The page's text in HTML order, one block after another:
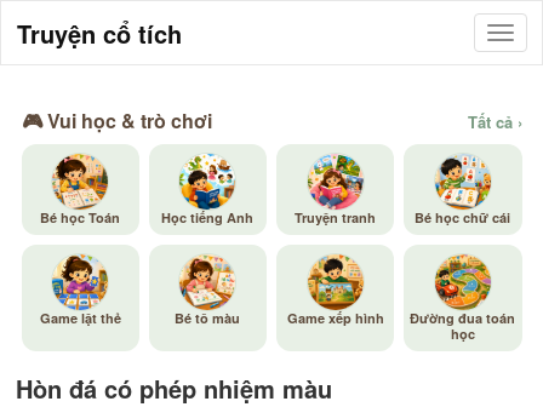
Truyện cổ tích
🎮 Vui học & trò chơi Tất cả ›
Bé học Toán Học tiếng Anh Truyện tranh Bé học chữ cái
Game lật thẻ Bé tô màu Game xếp hình
Đường đua toán
học
Hòn đá có phép nhiệm màu